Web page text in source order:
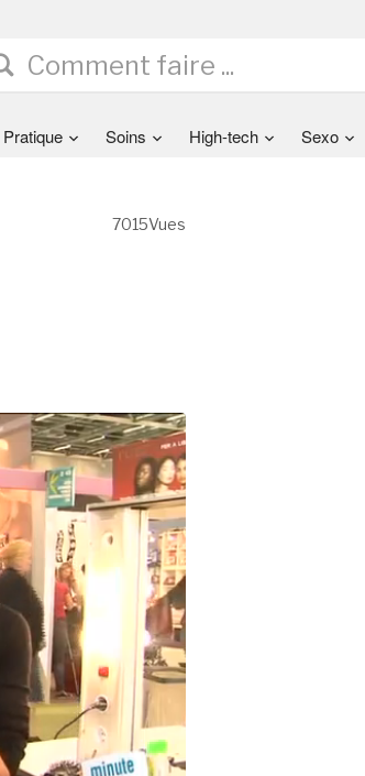
Pratique Soins High-tech Sexo
7015Vues